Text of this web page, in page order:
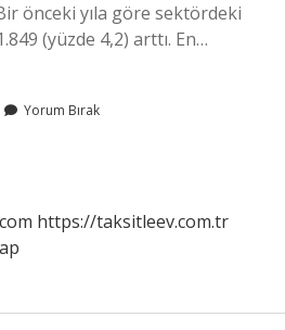
önceki yıla göre sektördeki
(yüzde 4,2) arttı. En…
Yorum Bırak
https://taksitleev.com.tr